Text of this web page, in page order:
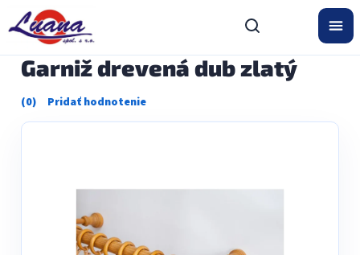
obsah
Garniž drevená dub zlatý
Priemerné
hodnotenie